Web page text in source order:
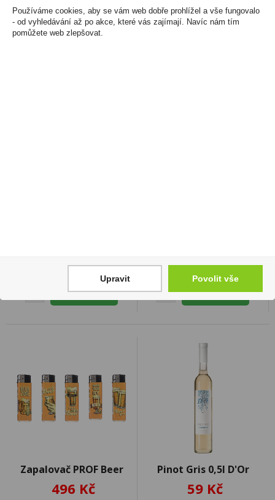
Skladem:5 - 50 ks
Skladem:do 5 balení
Zapalovač PROF Beer
496 Kč
Pinot Gris 0,5l D'Or
59 Kč
Používáme cookies, aby se vám web dobře prohlížel a vše fungovalo
- od vyhledávání až po akce, které vás zajímají. Navíc nám tím
pomůžete web zlepšovat.
Upravit Povolit vše